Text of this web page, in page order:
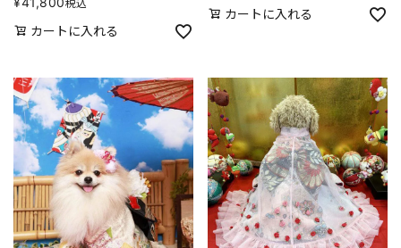
税込
カートに入れる
カートに入れる